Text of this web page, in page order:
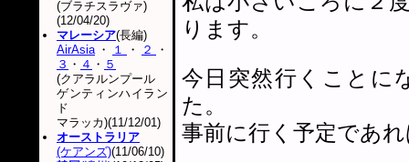
ります。
今日突然行くことに
た。
事前に行く予定であ
(ブラチスラヴァ)
(12/04/20)
マレーシア(長編)
AirAsia・ １ ・ ２
・
３ ・ ４ ・ ５
(クアラルンプール
ゲンティンハイラン
ド
マラッカ)(11/12/01)
オーストラリア
(ケアンズ)(11/06/10)